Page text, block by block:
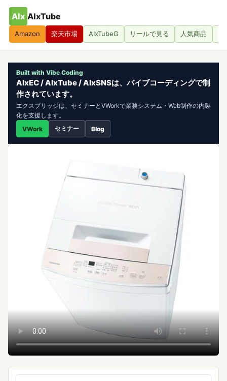
AIx AIxTube
Amazon 楽天市場 AIxTubeG リールで見る 人気商品
Built with Vibe Coding
AIxEC / AIxTube / AIxSNSは、バイブコーディングで制
作されています。
エクスブリッジは、セミナーとVWorkで業務システム・Web制作の内製
化を支援します。
VWork
セミナー Blog